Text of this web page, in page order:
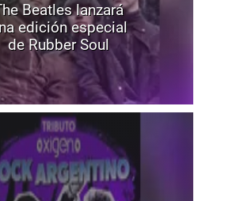
Beatles lanzará
edición especial
de Rubber Soul